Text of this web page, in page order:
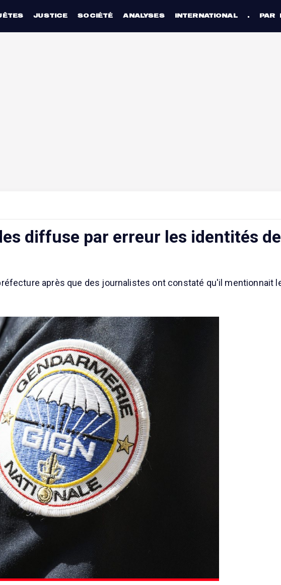
JUSTICE SOCIÉTÉ ANALYSES INTERNATIONAL PAR
diffuse par erreur les identités de
après que des journalistes ont constaté qu'il mentionnait